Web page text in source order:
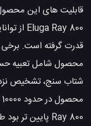
قابلیت های این
قدرت گرفته است. برخی
محصول شامل تعبیه
شتاب سنج، تشخیص
Ray 800 پایین تر بود طرفداران بیشتری داشت.